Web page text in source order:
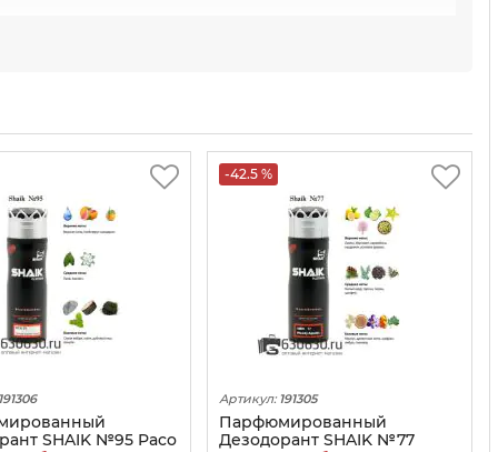
и стильный аромат по доступной цене.
191306
SHAIK №95 Paco
-42.5 %
Артикул: 191305
Парфюмированный
Дезодорант SHAIK №77